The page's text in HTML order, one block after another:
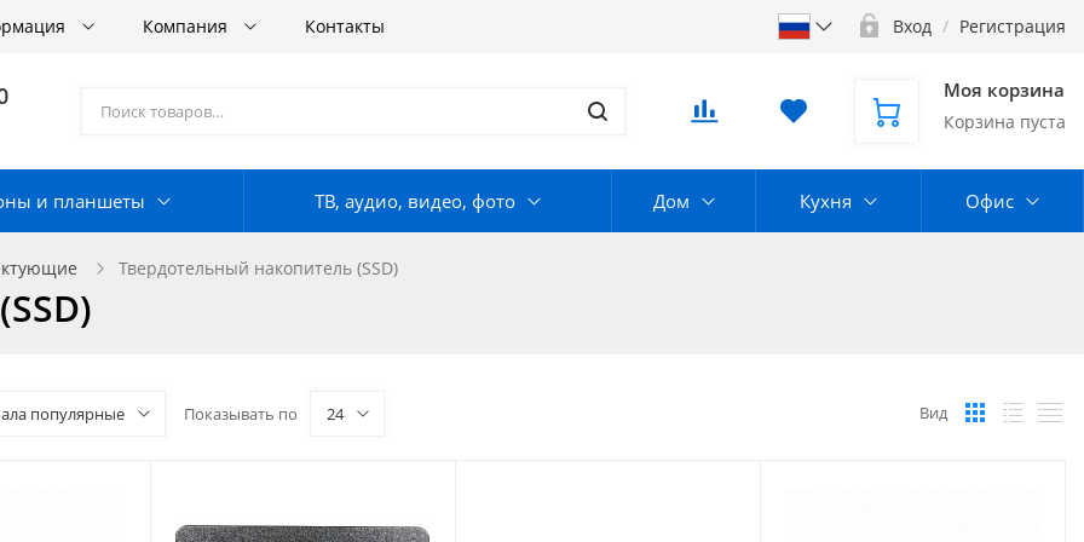
Компания Контакты Вход / Регистрация
Моя корзина
Корзина пуста
и планшеты ТВ, аудио, видео, фото Дом Кухня Офис
Твердотельный накопитель (SSD)
популярные Показывать по 24 Вид